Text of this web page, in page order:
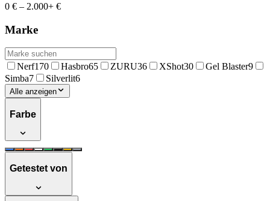
0 € – 2.000+ €
Marke
Nerf170 Hasbro65 ZURU36 XShot30 Gel Blaster9
Simba7 Silverlit6
Alle anzeigen
Farbe
Getestet von